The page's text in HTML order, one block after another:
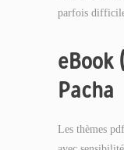
parfois
eBook
Pacha
Les thèmes